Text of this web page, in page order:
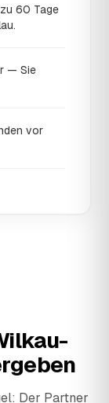
60 Tage
— Sie
vor
Der Partner